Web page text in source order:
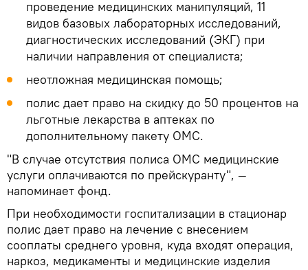
проведение медицинских манипуляций, 11
видов базовых лабораторных исследований,
диагностических исследований (ЭКГ) при
наличии направления от специалиста;
неотложная медицинская помощь;
полис дает право на скидку до 50 процентов на
льготные лекарства в аптеках по
дополнительному пакету ОМС.
"В случае отсутствия полиса ОМС медицинские
услуги оплачиваются по прейскуранту", —
напоминает фонд.
При необходимости госпитализации в стационар
полис дает право на лечение с внесением
сооплаты среднего уровня, куда входят операция,
наркоз, медикаменты и медицинские изделия